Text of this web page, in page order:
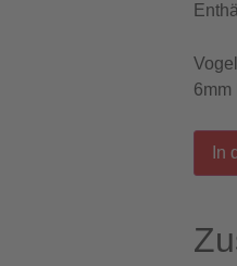
6mm
In